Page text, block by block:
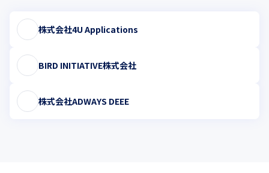
株式会社4U Applications
BIRD INITIATIVE株式会社
株式会社ADWAYS DEEE